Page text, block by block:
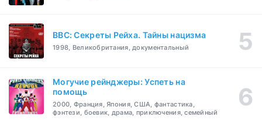
BBC: Секреты Рейха. Тайны нацизма
1998, Великобритания, документальный
Могучие рейнджеры: Успеть на
помощь
2000, Франция, Япония, США, фантастика,
фэнтези, боевик, драма, приключения, семейный